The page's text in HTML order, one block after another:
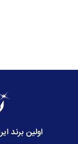
اولین برند